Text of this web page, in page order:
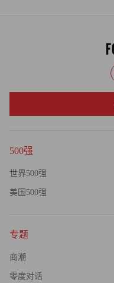
500强
世界500强
美国500强
专题
商潮
零度对话